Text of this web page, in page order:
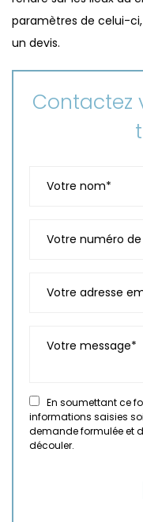
paramètres de celui-
un devis.
Contactez
En soumettant ce
informations saisies
demande formulée et
découler.